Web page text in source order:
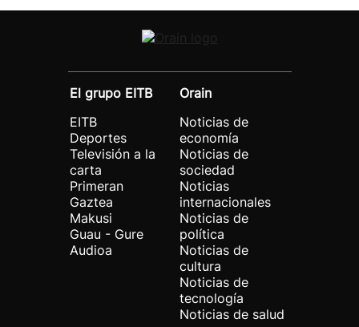
El grupo EITB
EITB
Deportes
Televisión a la
carta
Primeran
Gaztea
Makusi
Guau - Gure
Audioa
Orain
Noticias de
economía
Noticias de
sociedad
Noticias
internacionales
Noticias de
política
Noticias de
cultura
Noticias de
tecnología
Noticias de salud